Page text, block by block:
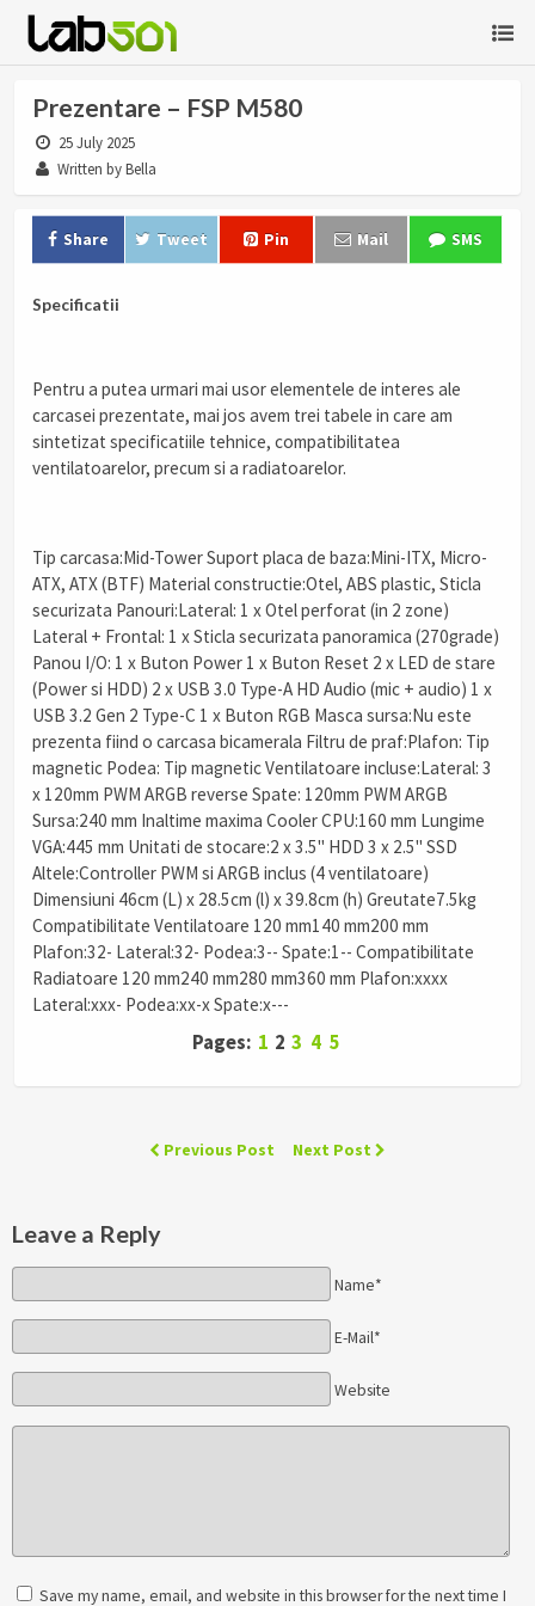
Prezentare – FSP M580
25 July 2025
Written by Bella
Share Tweet Pin Mail SMS
Specificatii
Pentru a putea urmari mai usor elementele de interes ale
carcasei prezentate, mai jos avem trei tabele in care am
sintetizat specificatiile tehnice, compatibilitatea
ventilatoarelor, precum si a radiatoarelor.
Tip carcasa:Mid-Tower Suport placa de baza:Mini-ITX, Micro-
ATX, ATX (BTF) Material constructie:Otel, ABS plastic, Sticla
securizata Panouri:Lateral: 1 x Otel perforat (in 2 zone)
Lateral + Frontal: 1 x Sticla securizata panoramica (270grade)
Panou I/O: 1 x Buton Power 1 x Buton Reset 2 x LED de stare
(Power si HDD) 2 x USB 3.0 Type-A HD Audio (mic + audio) 1 x
USB 3.2 Gen 2 Type-C 1 x Buton RGB Masca sursa:Nu este
prezenta fiind o carcasa bicamerala Filtru de praf:Plafon: Tip
magnetic Podea: Tip magnetic Ventilatoare incluse:Lateral: 3
x 120mm PWM ARGB reverse Spate: 120mm PWM ARGB
Sursa:240 mm Inaltime maxima Cooler CPU:160 mm Lungime
VGA:445 mm Unitati de stocare:2 x 3.5" HDD 3 x 2.5" SSD
Altele:Controller PWM si ARGB inclus (4 ventilatoare)
Dimensiuni 46cm (L) x 28.5cm (l) x 39.8cm (h) Greutate7.5kg
Compatibilitate Ventilatoare 120 mm140 mm200 mm
Plafon:32- Lateral:32- Podea:3-- Spate:1-- Compatibilitate
Radiatoare 120 mm240 mm280 mm360 mm Plafon:xxxx
Lateral:xxx- Podea:xx-x Spate:x---
Pages: 1 2 3 4 5
Previous Post Next Post
Leave a Reply
Name*
E-Mail*
Website
Save my name, email, and website in this browser for the next time I